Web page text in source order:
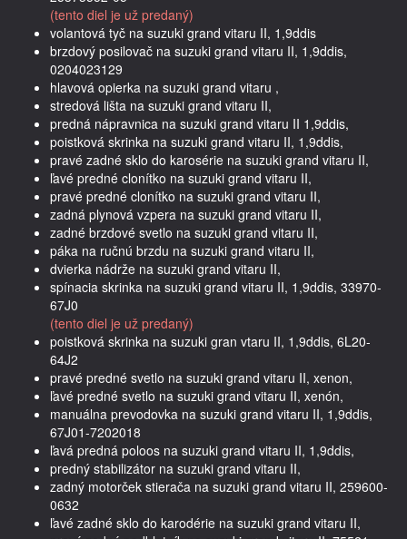
(tento diel je už predaný)
volantová tyč na suzuki grand vitaru II, 1,9ddis
brzdový posilovač na suzuki grand vitaru II, 1,9ddis,
0204023129
hlavová opierka na suzuki grand vitaru ,
stredová lišta na suzuki grand vitaru II,
predná nápravnica na suzuki grand vitaru II 1,9ddis,
poistková skrinka na suzuki grand vitaru II, 1,9ddis,
pravé zadné sklo do karosérie na suzuki grand vitaru II,
ľavé predné clonítko na suzuki grand vitaru II,
pravé predné clonítko na suzuki grand vitaru II,
zadná plynová vzpera na suzuki grand vitaru II,
zadné brzdové svetlo na suzuki grand vitaru II,
páka na ručnú brzdu na suzuki grand vitaru II,
dvierka nádrže na suzuki grand vitaru II,
spínacia skrinka na suzuki grand vitaru II, 1,9ddis, 33970-
67J0
(tento diel je už predaný)
poistková skrinka na suzuki gran vtaru II, 1,9ddis, 6L20-
64J2
pravé predné svetlo na suzuki grand vitaru II, xenon,
ľavé predné svetlo na suzuki grand vitaru II, xenón,
manuálna prevodovka na suzuki grand vitaru II, 1,9ddis,
67J01-7202018
ľavá predná poloos na suzuki grand vitaru II, 1,9ddis,
predný stabilizátor na suzuki grand vitaru II,
zadný motorček stierača na suzuki grand vitaru II, 259600-
0632
ľavé zadné sklo do karodérie na suzuki grand vitaru II,